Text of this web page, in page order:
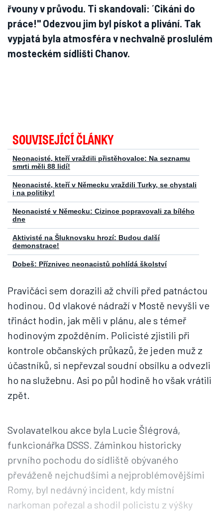
řvouny v průvodu. Ti skandovali: ´Cikáni do
práce!" Odezvou jim byl pískot a plivání. Tak
vypjatá byla atmosféra v nechvalně proslulém
mosteckém sídlišti Chanov.
SOUVISEJÍCÍ ČLÁNKY
Neonacisté, kteří vraždili přistěhovalce: Na seznamu
smrti měli 88 lidí!
Neonacisté, kteří v Německu vraždili Turky, se chystali
i na politiky!
Neonacisté v Německu: Cizince popravovali za bílého
dne
Aktivisté na Šluknovsku hrozí: Budou další
demonstrace!
Dobeš: Příznivec neonacistů pohlídá školství
Pravičáci sem dorazili až chvíli před patnáctou
hodinou. Od vlakové nádraží v Mostě nevyšli ve
třináct hodin, jak měli v plánu, ale s témeř
hodinovým zpožděním. Policisté zjistili při
kontrole občanských průkazů, že jeden muž z
účastníků, si nepřevzal soudní obsílku a odvezli
ho na služebnu. Asi po půl hodině ho však vrátili
zpět.
Svolavatelkou akce byla Lucie Šlégrová,
funkcionářka DSSS. Záminkou historicky
prvního pochodu do sídliště obývaného
převáženě nejchudšími a nejproblémovějšími
Romy, byl nedávný incident, kdy místní
narkoman pořezal a shodil policistu z výšky